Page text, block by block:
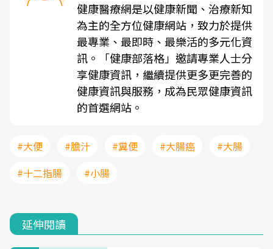
健康醫療網是以健康新聞、治療新知
為主的全方位健康網站，致力於提供
最專業、最即時、最樂活的多元化資
訊。「健康部落格」邀請專業人士分
享健康資訊，繼續提供更多更完善的
健康資訊與服務，成為民眾健康資訊
的首選網站。
#大便 #膽汁 #糞便 #大腸癌
#大腸
#十二指腸
#小腸
延伸閱讀